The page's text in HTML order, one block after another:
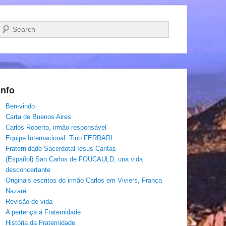
Pesquisar…
Ben-vindo
Carta de Buenos Aires
Carlos Roberto, irmâo responsável
Equipe Internacional. Tino FERRARI
Fraternidade Sacerdotal Iesus Caritas
(Español) San Carlos de FOUCAULD, una vida
desconcertante
Originais escritos do irmão Carlos em Viviers, França
Nazaré
Revisão de vida
A pertença á Fraternidade
História da Fraternidade